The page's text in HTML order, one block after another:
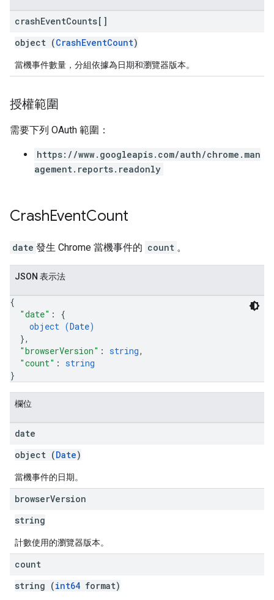
crashEventCounts[]
object (CrashEventCount)
當機事件數量，分組依據為日期和瀏覽器版本。
授權範圍
需要下列 OAuth 範圍：
https://www.googleapis.com/auth/chrome.man
agement.reports.readonly
CrashEventCount
date 發生 Chrome 當機事件的 count 。
JSON 表示法
{
"date" : {
object (Date)
},
"browserVersion" : string,
"count" : string
}
欄位
date
object (Date)
當機事件的日期。
browserVersion
string
計數使用的瀏覽器版本。
count
string (int64 format)